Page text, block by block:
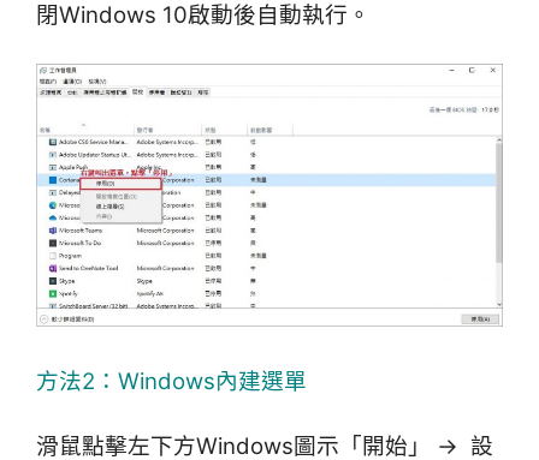
閉Windows 10啟動後自動執行。
方法2：Windows內建選單
滑鼠點擊左下方Windows圖示「開始」 → 設